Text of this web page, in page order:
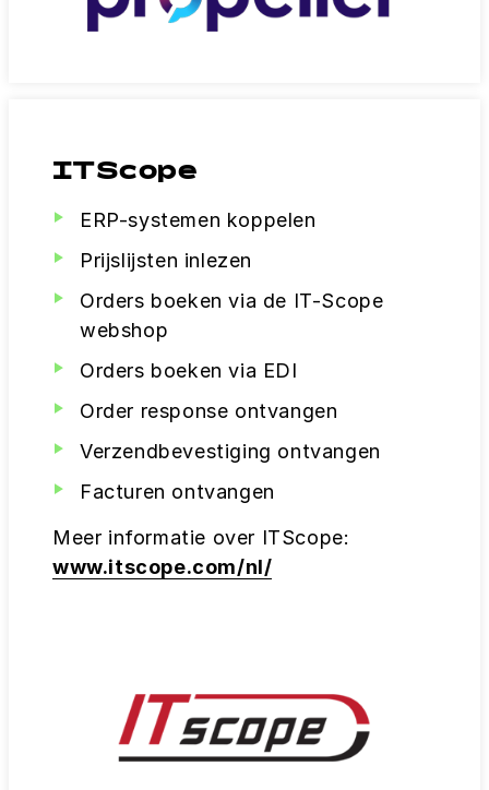
ITScope
ERP-systemen koppelen
Prijslijsten inlezen
Orders boeken via de IT-Scope
webshop
Orders boeken via EDI
Order response ontvangen
Verzendbevestiging ontvangen
Facturen ontvangen
Meer informatie over ITScope:
www.itscope.com/nl/